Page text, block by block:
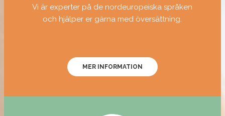
Vi är experter på de nordeuropeiska språken
och hjälper er gärna med översättning.
MER INFORMATION